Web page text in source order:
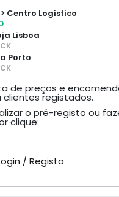
Centro Logístico
Lisboa
Porto
de preços e
clientes registados.
o pré-registo ou
clique:
/ Registo